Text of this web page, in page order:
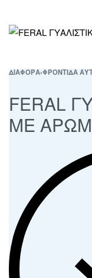
ΔΙΑΦΟΡΑ›ΦΡΟΝΤΙΔΑ
FERAL
ΜΕ